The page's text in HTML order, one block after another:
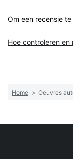
Om een recensie
Hoe controleren en
Home > Oeuvres